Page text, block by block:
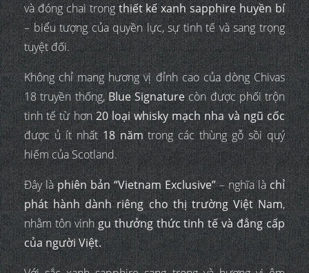
và đóng chai trongthiết kế xanh sapphire huyền bí
– biểu tượng của quyền lực, sự tinh tế và sang trọng
tuyệt đối.
Không chỉ mang hương vị đỉnh cao của dòng Chivas
18 truyền thống,Blue Signaturecòn được phối trộn
tinh tế từ hơn20 loại whisky mạch nha và ngũ cốc
được ủ ít nhất18 nămtrong các thùng gỗ sồi quý
hiếm của Scotland.
Đây làphiên bản “Vietnam Exclusive”– nghĩa làchỉ
phát hành dành riêng cho thị trường Việt Nam,
nhằm tôn vinhgu thưởng thức tinh tế và đẳng cấp
của người Việt.